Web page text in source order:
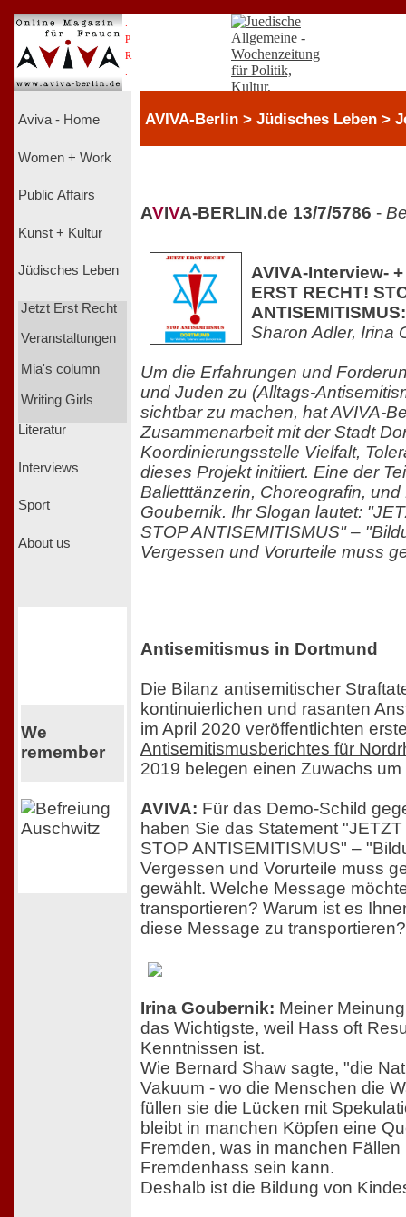
P
R
Aviva - Home
Women + Work
Public Affairs
Kunst + Kultur
Jüdisches Leben
Jetzt Erst Recht
Veranstaltungen
Mia's column
Writing Girls
Literatur
Interviews
Sport
About us
We
remember
AVIVA-Berlin > Jüdisches Leben >
AVIVA-BERLIN.de 13/7/5786 -
AVIVA-Interview-
ERST RECHT!
Sharon Adler, Irina
Um die Erfahrungen und
und Juden zu (Alltags-
sichtbar zu machen, hat AVIVA-
Zusammenarbeit mit der Stadt
Koordinierungsstelle Vielfalt,
dieses Projekt initiiert. Eine der
Balletttänzerin, Choreografin,
Goubernik. Ihr Slogan lautet:
STOP ANTISEMITISMUS" –
Vergessen und Vorurteile muss
Antisemitismus in Dortmund
Die Bilanz antisemitischer
kontinuierlichen und rasanten
im April 2020 veröffentlichten
Antisemitismusberichtes für
2019 belegen einen Zuwachs um
AVIVA: Für das Demo-Schild
haben Sie das Statement
STOP ANTISEMITISMUS" –
Vergessen und Vorurteile muss
gewählt. Welche Message
transportieren? Warum ist es
diese Message zu transportieren?
Irina Goubernik: Meiner
das Wichtigste, weil Hass oft
Kenntnissen ist.
Wie Bernard Shaw sagte, "die
Vakuum - wo die Menschen die
füllen sie die Lücken mit
bleibt in manchen Köpfen eine
Fremden, was in manchen
Fremdenhass sein kann.
Deshalb ist die Bildung von